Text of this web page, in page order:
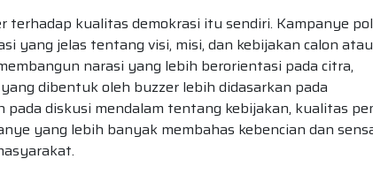
kualitas demokrasi itu sendiri. Kampanye
yang jelas tentang visi, misi, dan kebijakan calon atau
narasi yang lebih berorientasi pada citra,
dibentuk oleh buzzer lebih didasarkan pada
diskusi mendalam tentang kebijakan, kualitas
yang lebih banyak membahas kebencian dan